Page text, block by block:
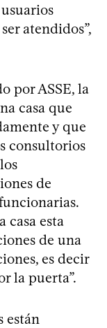
atendidos”,
por ASSE, la
casa que
y que
consultorios
de
casa esta
de una
es decir
la puerta”.
están